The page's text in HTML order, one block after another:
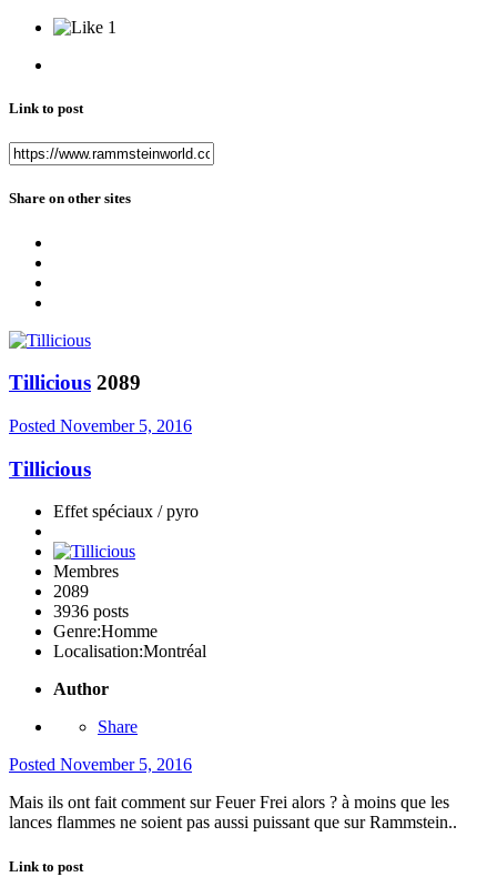
1
Link to post
Share on other sites
Tillicious 2089
Posted November 5, 2016
Tillicious
Effet spéciaux / pyro
Membres
2089
3936 posts
Genre:Homme
Localisation:Montréal
Author
Share
Posted November 5, 2016
Mais ils ont fait comment sur Feuer Frei alors ? à moins que les
lances flammes ne soient pas aussi puissant que sur Rammstein..
Link to post